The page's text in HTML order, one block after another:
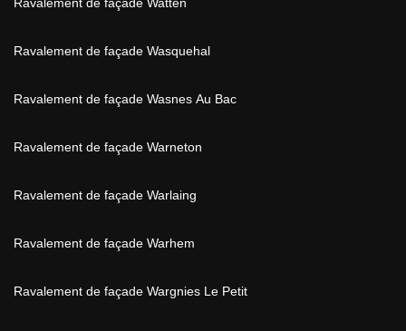
Ravalement de façade Wasquehal
Ravalement de façade Wasnes Au Bac
Ravalement de façade Warneton
Ravalement de façade Warlaing
Ravalement de façade Warhem
Ravalement de façade Wargnies Le Petit